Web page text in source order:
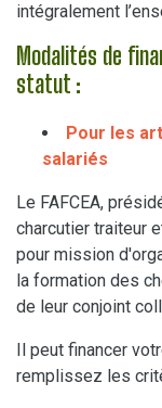
intégralement
Modalités de
statut :
Pour les
salariés
Le FAFCEA,
charcutier traiteur
pour mission
la formation des
de leur conjoint
Il peut financer
remplissez les